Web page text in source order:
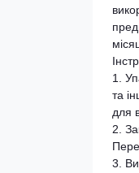
1.
та
для
2.
3.